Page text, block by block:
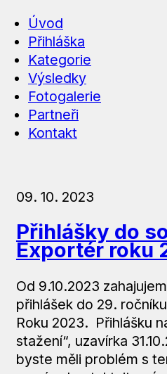
Úvod
Přihláška
Kategorie
Výsledky
Fotogalerie
Partneři
Kontakt
09. 10. 2023
Přihlášky do
Exportér roku
Od 9.10.2023
přihlášek do 29.
Roku 2023. Přihlášku
stažení“, uzavírka
byste měli problém s